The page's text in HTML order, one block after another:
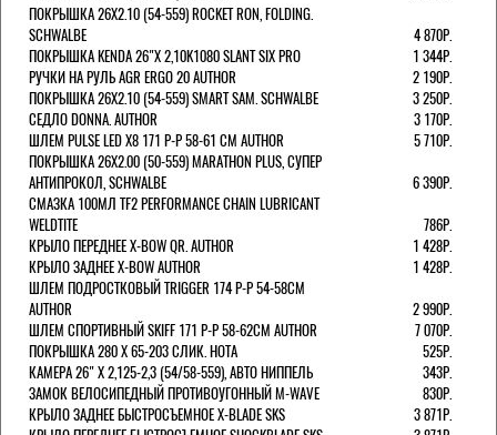
ПОКРЫШКА 26X2.10 (54-559) ROCKET RON, FOLDING.
SCHWALBE
4 870Р.
ПОКРЫШКА KENDA 26"Х 2,10K1080 SLANT SIX PRO
1 344Р.
РУЧКИ НА РУЛЬ AGR ERGO 20 AUTHOR
2 190Р.
ПОКРЫШКА 26X2.10 (54-559) SMART SAM. SCHWALBE
3 250Р.
СЕДЛО DONNA. AUTHOR
3 170Р.
ШЛЕМ PULSE LED X8 171 Р-Р 58-61 СМ AUTHOR
5 710Р.
ПОКРЫШКА 26X2.00 (50-559) MARATHON PLUS, СУПЕР
АНТИПРОКОЛ, SCHWALBE
6 390Р.
СМАЗКА 100МЛ TF2 PERFORMANCE CHAIN LUBRICANT
WELDTITE
786Р.
КРЫЛО ПЕРЕДНЕЕ X-BOW QR. AUTHOR
1 428Р.
КРЫЛО ЗАДНЕЕ X-BOW AUTHOR
1 428Р.
ШЛЕМ ПОДРОСТКОВЫЙ TRIGGER 174 Р-Р 54-58СМ
AUTHOR
2 990Р.
ШЛЕМ СПОРТИВНЫЙ SKIFF 171 Р-Р 58-62СМ AUTHOR
7 070Р.
ПОКРЫШКА 280 X 65-203 СЛИК. HOTA
525Р.
КАМЕРА 26" X 2,125-2,3 (54/58-559), АВТО НИППЕЛЬ
343Р.
ЗАМОК ВЕЛОСИПЕДНЫЙ ПРОТИВОУГОННЫЙ M-WAVE
830Р.
КРЫЛО ЗАДНЕЕ БЫСТРОСЪЕМНОЕ X-BLADE SKS
3 871Р.